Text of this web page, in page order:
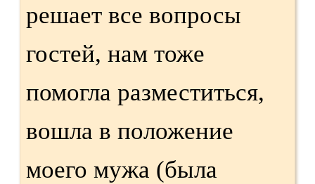
решает все вопросы
гостей, нам тоже
помогла разместиться,
вошла в положение
моего мужа (была